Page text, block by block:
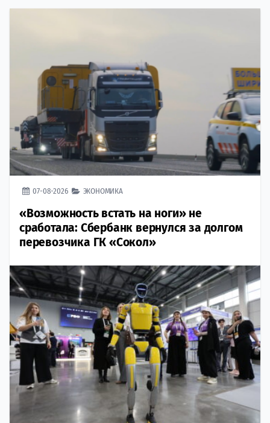
07-08-2026 ЭКОНОМИКА
«Возможность встать на ноги» не
сработала: Сбербанк вернулся за долгом
перевозчика ГК «Сокол»